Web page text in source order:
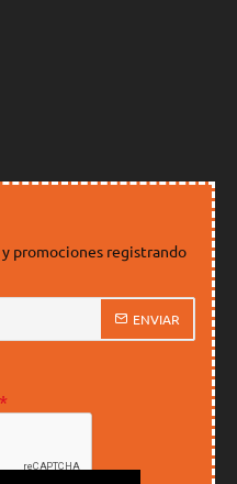
promociones registrando
ENVIAR